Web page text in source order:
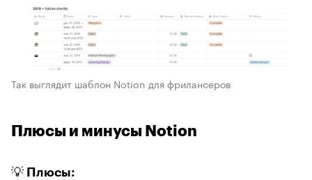
Так выглядит шаблон Notion для фрилансеров
Плюсы и минусы Notion
💡 Плюсы: